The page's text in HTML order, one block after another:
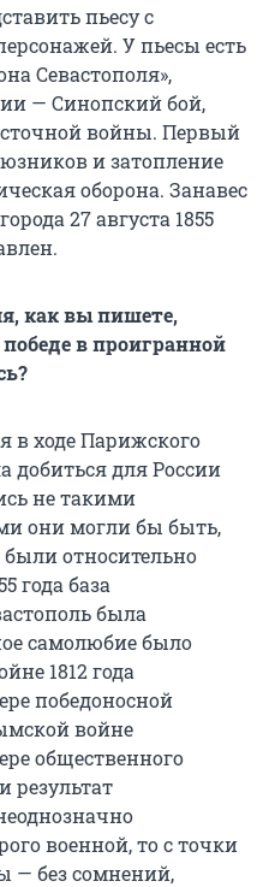
пьесу с
У пьесы есть
Севастополя»,
— Синопский бой,
войны. Первый
и затопление
оборона. Занавес
27 августа 1855
как вы пишете,
в проигранной
в ходе Парижского
добиться для России
не такими
они могли бы быть,
относительно
года база
была
самолюбие было
1812 года
победоносной
войне
общественного
результат
военной, то с точки
— без сомнений,